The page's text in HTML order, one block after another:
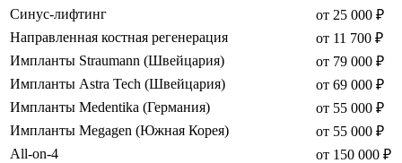
Синус-лифтинг
от 25 000 ₽
Направленная костная регенерация
от 11 700 ₽
Импланты Straumann (Швейцария)
от 79 000 ₽
Импланты Astra Tech (Швейцария)
от 69 000 ₽
Импланты Medentika (Германия)
от 55 000 ₽
Импланты Megagen (Южная Корея)
от 55 000 ₽
All-on-4
от 150 000 ₽